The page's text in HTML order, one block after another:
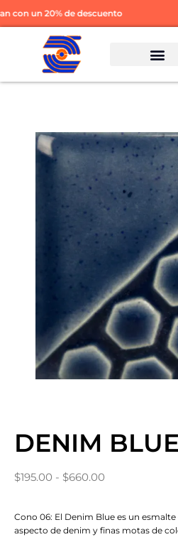
un 20% de descuento
DENIM
$195.00 - $660.00
Cono 06: El Denim Blue es un
aspecto de denim y finas motas de